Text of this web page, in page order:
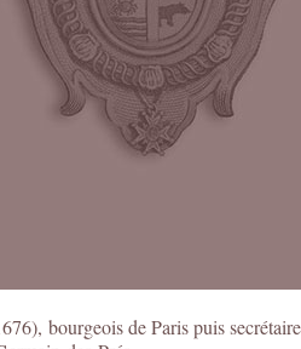
bourgeois de Paris puis